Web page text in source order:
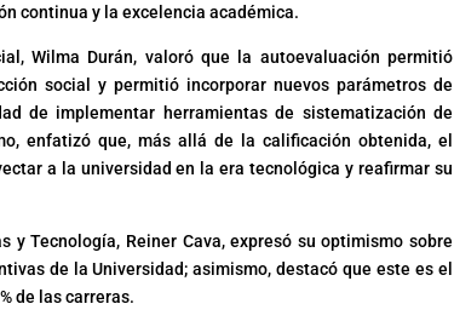
continua y la excelencia académica.
Wilma Durán, valoró que la autoevaluación permitió
social y permitió incorporar nuevos parámetros de
de implementar herramientas de sistematización de
enfatizó que, más allá de la calificación obtenida, el
a la universidad en la era tecnológica y reafirmar su
Tecnología, Reiner Cava, expresó su optimismo sobre
de la Universidad; asimismo, destacó que este es el
de las carreras.